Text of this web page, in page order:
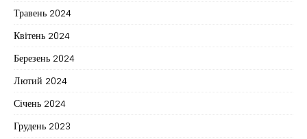
Травень 2024
Квітень 2024
Березень 2024
Лютий 2024
Січень 2024
Грудень 2023